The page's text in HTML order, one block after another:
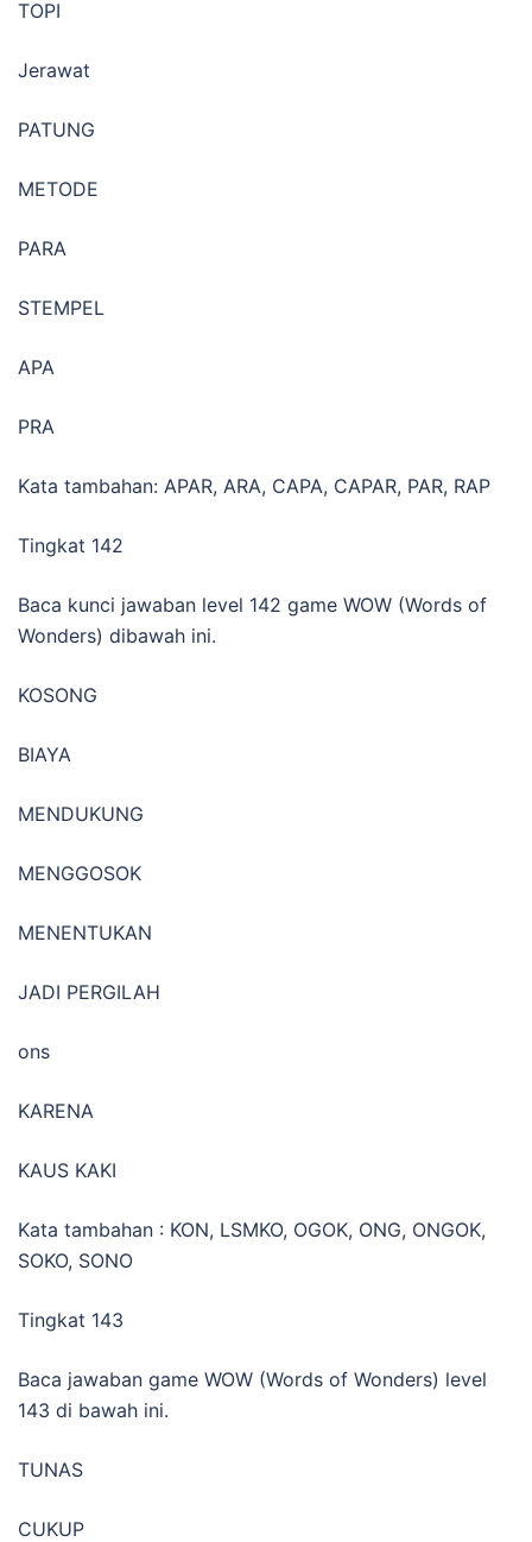
TOPI
Jerawat
PATUNG
METODE
PARA
STEMPEL
APA
PRA
Kata tambahan: APAR, ARA, CAPA, CAPAR, PAR, RAP
Tingkat 142
Baca kunci jawaban level 142 game WOW (Words of
Wonders) dibawah ini.
KOSONG
BIAYA
MENDUKUNG
MENGGOSOK
MENENTUKAN
JADI PERGILAH
ons
KARENA
KAUS KAKI
Kata tambahan : KON, LSMKO, OGOK, ONG, ONGOK,
SOKO, SONO
Tingkat 143
Baca jawaban game WOW (Words of Wonders) level
143 di bawah ini.
TUNAS
CUKUP